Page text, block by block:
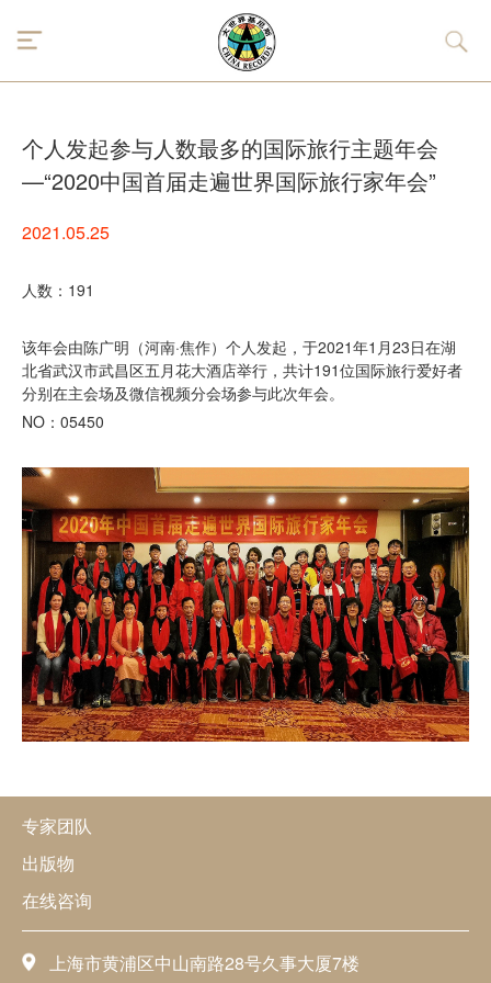
个人发起参与人数最多的国际旅行主题年会
—“2020中国首届走遍世界国际旅行家年会”
2021.05.25
人数：191
该年会由陈广明（河南·焦作）个人发起，于2021年1月23日在湖
北省武汉市武昌区五月花大酒店举行，共计191位国际旅行爱好者
分别在主会场及微信视频分会场参与此次年会。
NO：05450
专家团队
出版物
在线咨询
上海市黄浦区中山南路28号久事大厦7楼